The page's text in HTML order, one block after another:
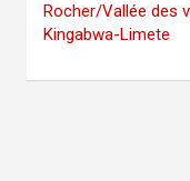
Rocher/Vallée des
Kingabwa-Limete